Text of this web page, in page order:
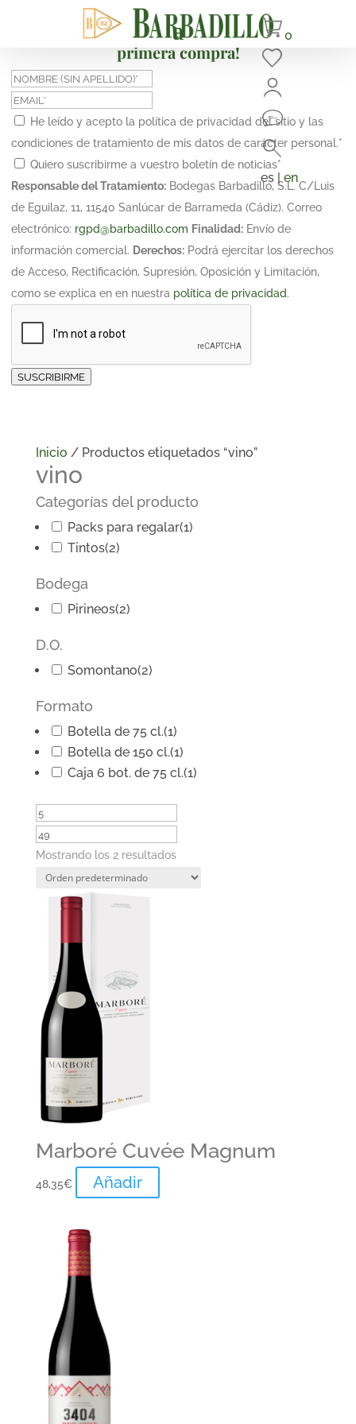
¡Suscríbete y obtén un 10% de descuento en tu
primera compra!
He leído y acepto la política de privacidad del sitio y las
condiciones de tratamiento de mis datos de carácter personal.*
Quiero suscribirme a vuestro boletín de noticias*
Responsable del Tratamiento: Bodegas Barbadillo, S.L. C/Luis
de Eguilaz, 11, 11540 Sanlúcar de Barrameda (Cádiz). Correo
electrónico: rgpd@barbadillo.com Finalidad: Envío de
información comercial. Derechos: Podrá ejercitar los derechos
de Acceso, Rectificación, Supresión, Oposición y Limitación,
como se explica en en nuestra política de privacidad.
SUSCRIBIRME
0
es |en
Inicio / Productos etiquetados “vino”
vino
Categorías del producto
Packs para regalar(1)
Tintos(2)
Bodega
Pirineos(2)
D.O.
Somontano(2)
Formato
Botella de 75 cl.(1)
Botella de 150 cl.(1)
Caja 6 bot. de 75 cl.(1)
Mostrando los 2 resultados
Marboré Cuvée Magnum
48,35€ Añadir